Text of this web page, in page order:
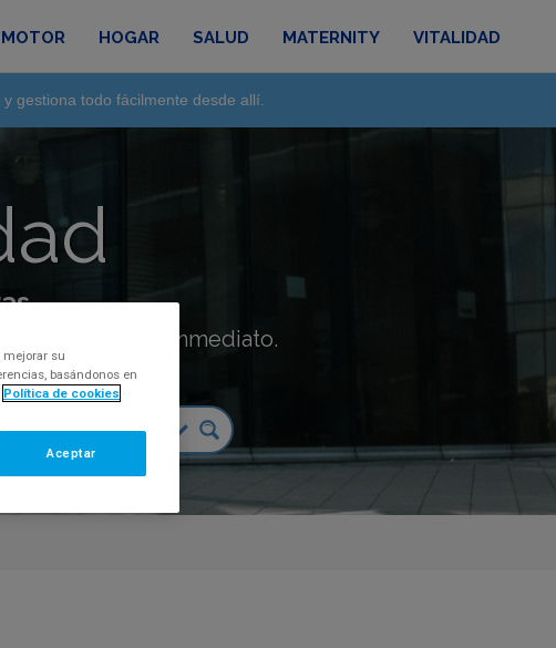
MOTOR HOGAR SALUD MATERNITY VITALIDAD
y gestiona todo fácilmente desde allí.
de inmediato.
mejorar su
basándonos en
Política de cookies
Aceptar